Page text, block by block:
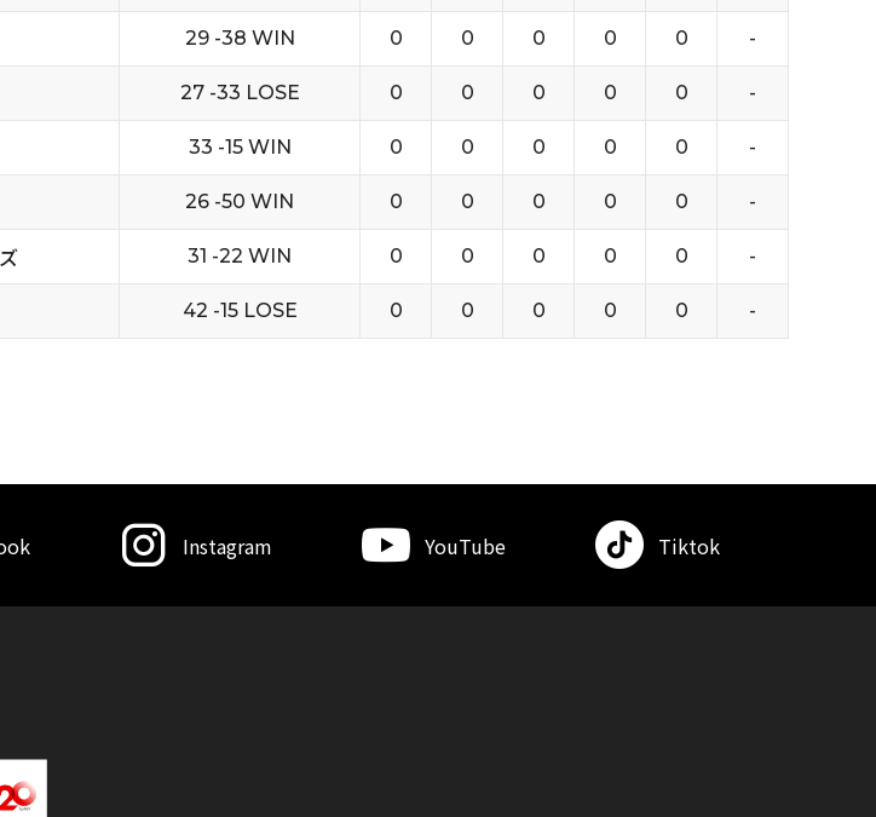
29 -38 WIN 0 0 0 0 0 -
27 -33 LOSE 0 0 0 0 0 -
33 -15 WIN 0 0 0 0 0 -
26 -50 WIN 0 0 0 0 0 -
31 -22 WIN 0 0 0 0 0 -
42 -15 LOSE 0 0 0 0 0 -
Instagram YouTube Tiktok